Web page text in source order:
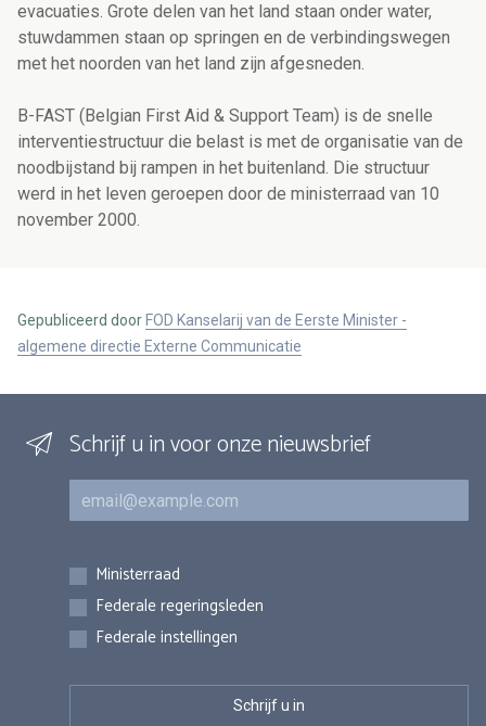
evacuaties. Grote delen van het land staan onder water,
stuwdammen staan op springen en de verbindingswegen
met het noorden van het land zijn afgesneden.
B-FAST (Belgian First Aid & Support Team) is de snelle
interventiestructuur die belast is met de organisatie van de
noodbijstand bij rampen in het buitenland. Die structuur
werd in het leven geroepen door de ministerraad van 10
november 2000.
Gepubliceerd door FOD Kanselarij van de Eerste Minister -
algemene directie Externe Communicatie
Schrijf u in voor onze nieuwsbrief
E-mail
Inschrijvingen
Ministerraad
Federale regeringsleden
Federale instellingen